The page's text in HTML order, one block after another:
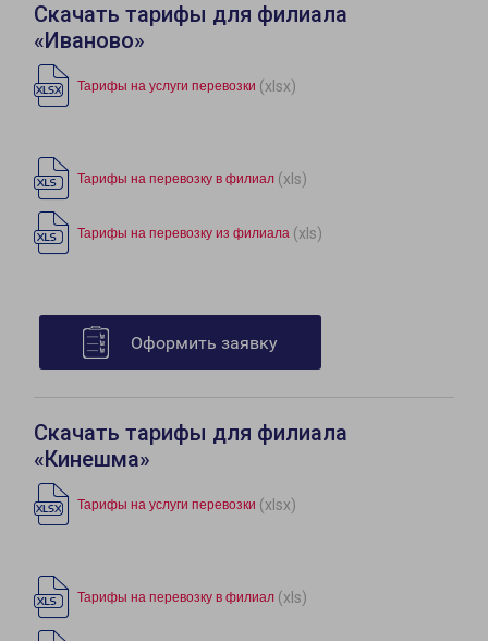
Скачать тарифы для филиала
«Иваново»
Тарифы на услуги перевозки (xlsx)
Тарифы на перевозку в филиал (xls)
Тарифы на перевозку из филиала (xls)
Оформить заявку
Скачать тарифы для филиала
«Кинешма»
Тарифы на услуги перевозки (xlsx)
Тарифы на перевозку в филиал (xls)